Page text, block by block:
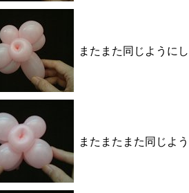
またまた同じように
またまたまた同じよ